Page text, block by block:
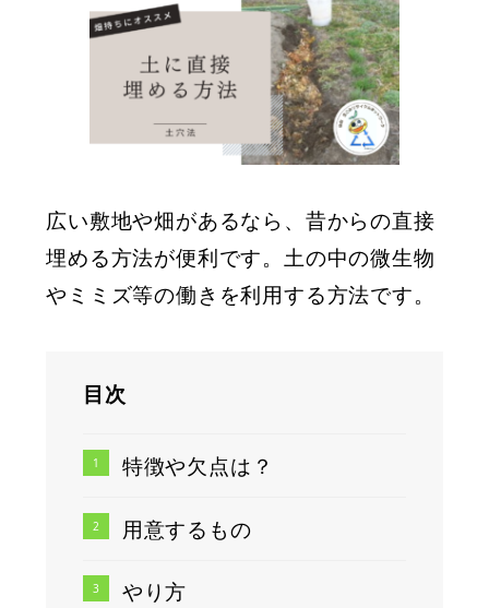
広い敷地や畑があるなら、昔からの直接
埋める方法が便利です。土の中の微生物
やミミズ等の働きを利用する方法です。
目次
特徴や欠点は？
用意するもの
やり方